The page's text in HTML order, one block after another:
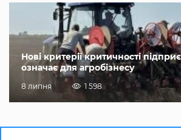
Нові критерії критичності
означає для агробізнесу
8 липня 1 598